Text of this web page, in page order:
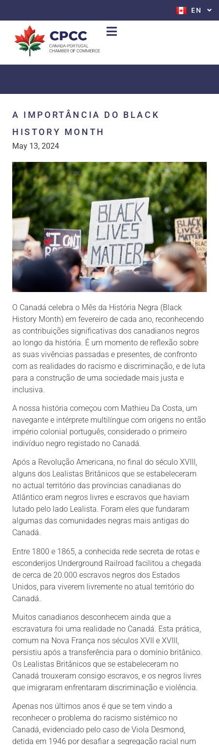
EN
FR
A IMPORTÂNCIA DO BLACK
HISTORY MONTH
May 13, 2024
O Canadá celebra o Mês da História Negra (Black
History Month) em fevereiro de cada ano, reconhecendo
as contribuições significativas dos canadianos negros
ao longo da história. É um momento de reflexão sobre
as suas vivências passadas e presentes, de confronto
com as realidades do racismo e discriminação, e de luta
para a construção de uma sociedade mais justa e
inclusiva.
A nossa história começou com Mathieu Da Costa, um
navegante e intérprete multilíngue com origens no então
império colonial português, considerado o primeiro
indivíduo negro registado no Canadá.
Após a Revolução Americana, no final do século XVIII,
alguns dos Lealistas Britânicos que se estabeleceram
no actual território das províncias canadianas do
Atlântico eram negros livres e escravos que haviam
lutado pelo lado Lealista. Foram eles que fundaram
algumas das comunidades negras mais antigas do
Canadá.
Entre 1800 e 1865, a conhecida rede secreta de rotas e
esconderijos Underground Railroad facilitou a chegada
de cerca de 20.000 escravos negros dos Estados
Unidos, para viverem livremente no atual território do
Canadá.
Muitos canadianos desconhecem ainda que a
escravatura foi uma realidade no Canadá. Esta prática,
comum na Nova França nos séculos XVII e XVIII,
persistiu após a transferência para o domínio britânico.
Os Lealistas Britânicos que se estabeleceram no
Canadá trouxeram consigo escravos, e os negros livres
que imigraram enfrentaram discriminação e violência.
Apenas nos últimos anos é que se tem vindo a
reconhecer o problema do racismo sistémico no
Canadá, evidenciado pelo caso de Viola Desmond,
detida em 1946 por desafiar a segregação racial num